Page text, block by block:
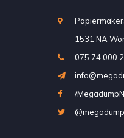
1531 NA
075 74 000
/